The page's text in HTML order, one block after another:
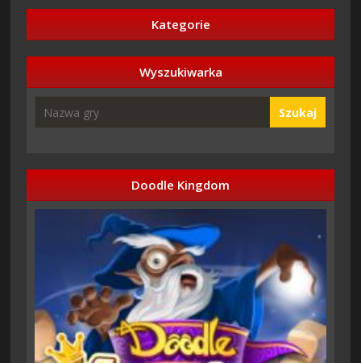
Kategorie
Wyszukiwarka
Szukaj
Doodle Kingdom